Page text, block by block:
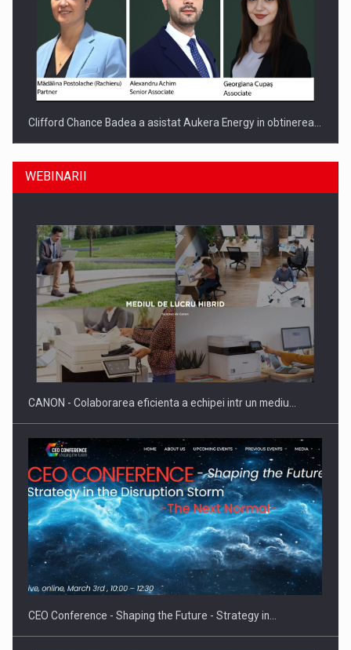
Clifford Chance Badea a asistat Aukera Energy in obtinerea…
SAPTE PERSONALITATI DIN MEDIUL DE AFACERI, ACADEMIC
SI INSTITUTIONAL…
Hard Enduro Piatra Craiului 2026, fueled by benzinariile RO…
WEBINARII
CANON - Colaborarea eficienta a echipei intr un mediu…
CEO Conference - Shaping the Future - Strategy in…